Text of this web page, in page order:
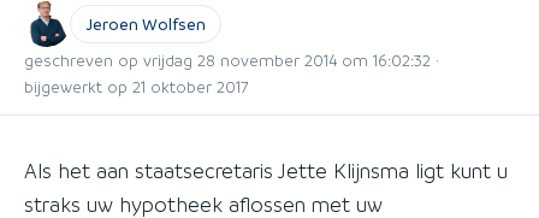
Jeroen Wolfsen
geschreven op vrijdag 28 november 2014 om 16:02:32 ·
bijgewerkt op 21 oktober 2017
Als het aan staatsecretaris Jette Klijnsma ligt kunt u
straks uw hypotheek aflossen met uw